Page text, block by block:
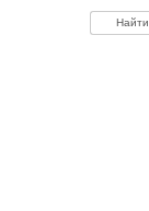
Найти